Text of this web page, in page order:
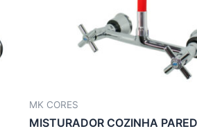
MK CORES
MISTURADOR COZINHA